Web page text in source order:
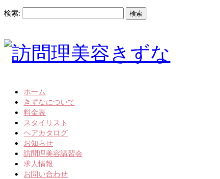
検索:
ホーム
きずなについて
料金表
スタイリスト
ヘアカタログ
お知らせ
訪問理美容講習会
求人情報
お問い合わせ